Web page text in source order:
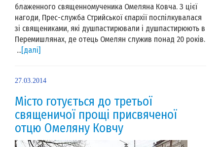
блаженного священномученика Омеляна Ковча. З цієї
нагоди, Прес-служба Стрийської єпархії поспілкувалася
зі священиками, які душпастирювали і душпастирюють в
Перемишлянах, де отець Омелян служив понад 20 років.
...[далі]
27.03.2014
Місто готується до третьої
священичої прощі присвяченої
отцю Омеляну Ковчу